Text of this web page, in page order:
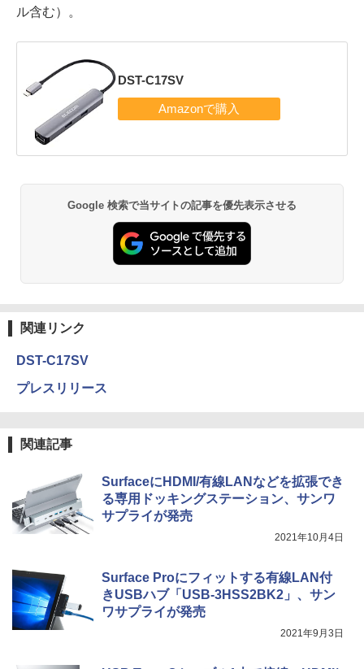
ル含む）。
DST-C17SV
Google 検索で当サイトの記事を優先表示させる
関連リンク
DST-C17SV
プレスリリース
関連記事
SurfaceにHDMI/有線LANなどを拡張でき
る専用ドッキングステーション、サンワ
サプライが発売
2021年10月4日
Surface Proにフィットする有線LAN付
きUSBハブ「USB-3HSS2BK2」、サン
ワサプライが発売
2021年9月3日